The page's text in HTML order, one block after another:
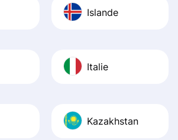
Islande
Italie
Kazakhstan